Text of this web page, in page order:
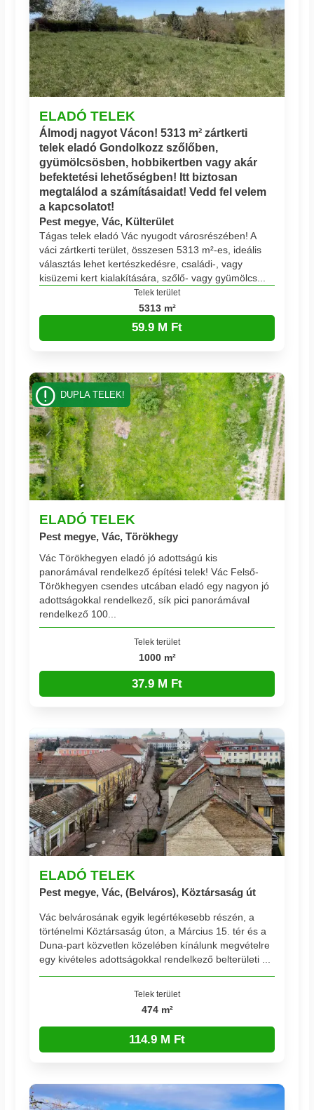
ELADÓ TELEK
Álmodj nagyot Vácon! 5313 m² zártkerti
telek eladó Gondolkozz szőlőben,
gyümölcsösben, hobbikertben vagy akár
befektetési lehetőségben! Itt biztosan
megtalálod a számításaidat! Vedd fel velem
a kapcsolatot!
Pest megye, Vác, Külterület
Tágas telek eladó Vác nyugodt városrészében! A
váci zártkerti terület, összesen 5313 m²-es, ideális
választás lehet kertészkedésre, családi-, vagy
kisüzemi kert kialakítására, szőlő- vagy gyümölcs...
Telek terület
5313 m²
59.9 M Ft
ELADÓ TELEK
Pest megye, Vác, Törökhegy
Vác Törökhegyen eladó jó adottságú kis
panorámával rendelkező építési telek! Vác Felső-
Törökhegyen csendes utcában eladó egy nagyon jó
adottságokkal rendelkező, sík pici panorámával
rendelkező 100...
Telek terület
1000 m²
37.9 M Ft
DUPLA TELEK!
ELADÓ TELEK
Pest megye, Vác, (Belváros), Köztársaság út
Vác belvárosának egyik legértékesebb részén, a
történelmi Köztársaság úton, a Március 15. tér és a
Duna-part közvetlen közelében kínálunk megvételre
egy kivételes adottságokkal rendelkező belterületi ...
Telek terület
474 m²
114.9 M Ft